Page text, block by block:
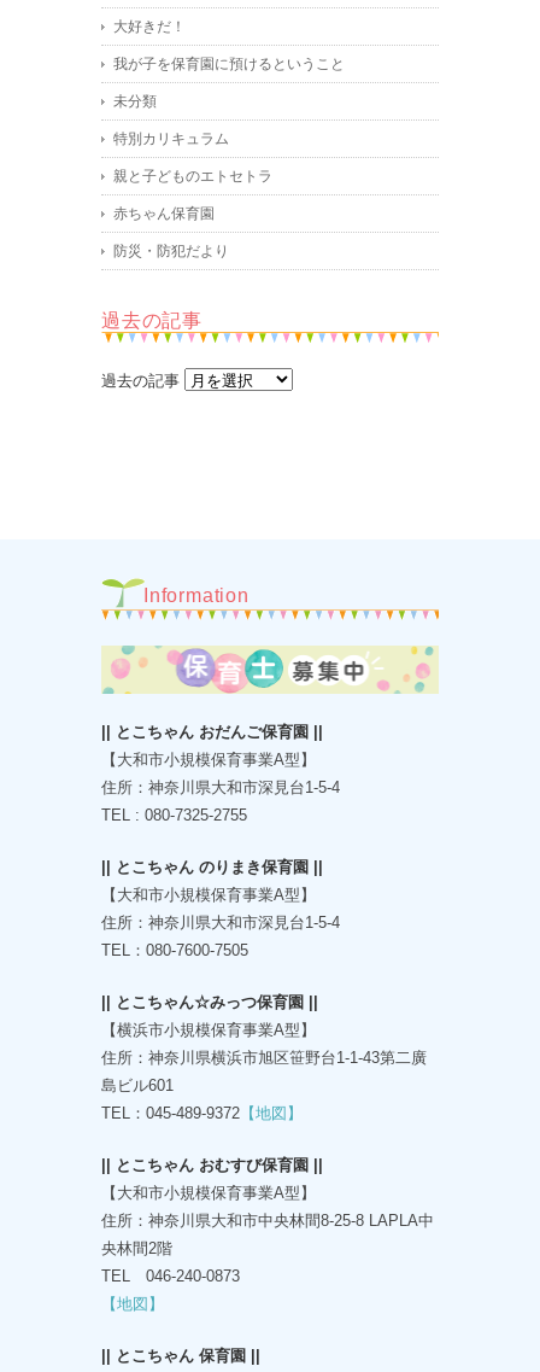
大好きだ！
我が子を保育園に預けるということ
未分類
特別カリキュラム
親と子どものエトセトラ
赤ちゃん保育園
防災・防犯だより
過去の記事
過去の記事
Information
|| とこちゃん おだんご保育園 ||
【大和市小規模保育事業A型】
住所：神奈川県大和市深見台1-5-4
TEL : 080-7325-2755
|| とこちゃん のりまき保育園 ||
【大和市小規模保育事業A型】
住所：神奈川県大和市深見台1-5-4
TEL：080-7600-7505
|| とこちゃん☆みっつ保育園 ||
【横浜市小規模保育事業A型】
住所：神奈川県横浜市旭区笹野台1-1-43第二廣
島ビル601
TEL：045-489-9372 【地図】
|| とこちゃん おむすび保育園 ||
【大和市小規模保育事業A型】
住所：神奈川県大和市中央林間8-25-8 LAPLA中
央林間2階
TEL 046-240-0873
【地図】
|| とこちゃん 保育園 ||